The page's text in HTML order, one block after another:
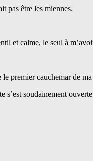
pas être les miennes.
et calme, le seul à
premier cauchemar de
soudainement